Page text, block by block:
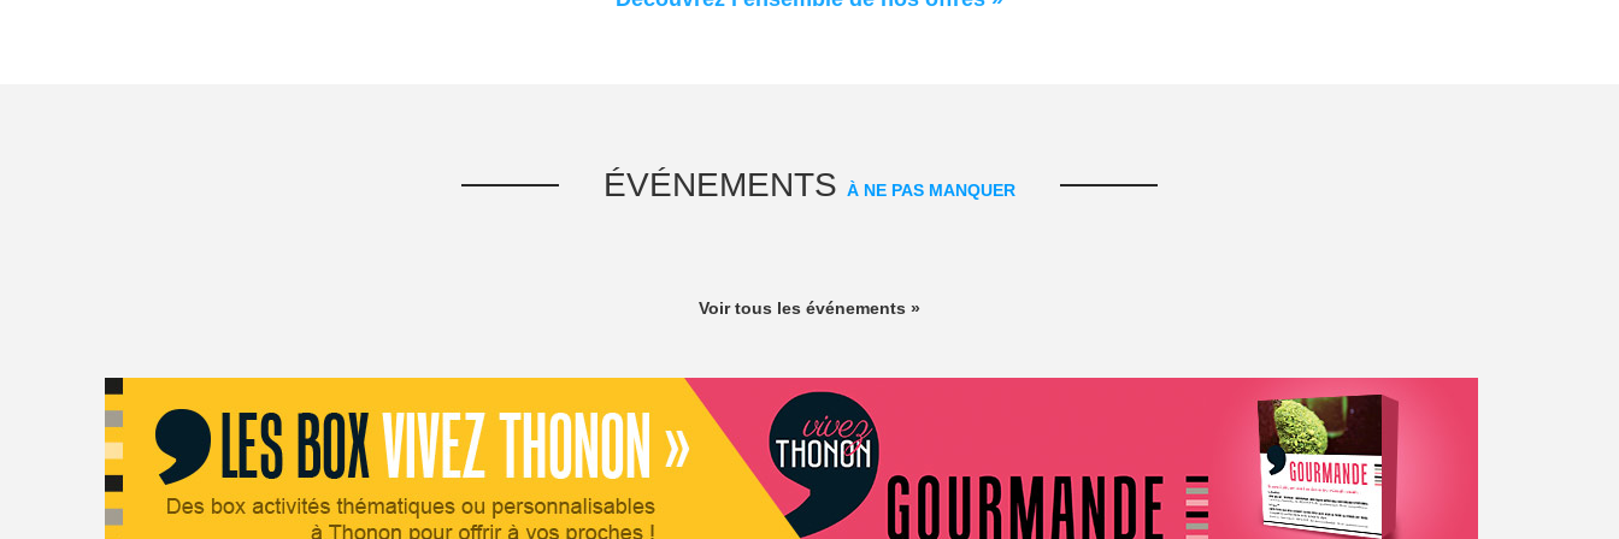
ÉVÉNEMENTS À NE PAS MANQUER
Voir tous les événements »